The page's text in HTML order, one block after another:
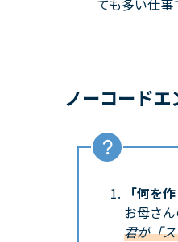
ノーコードエ
「何を
お母さ
君が「